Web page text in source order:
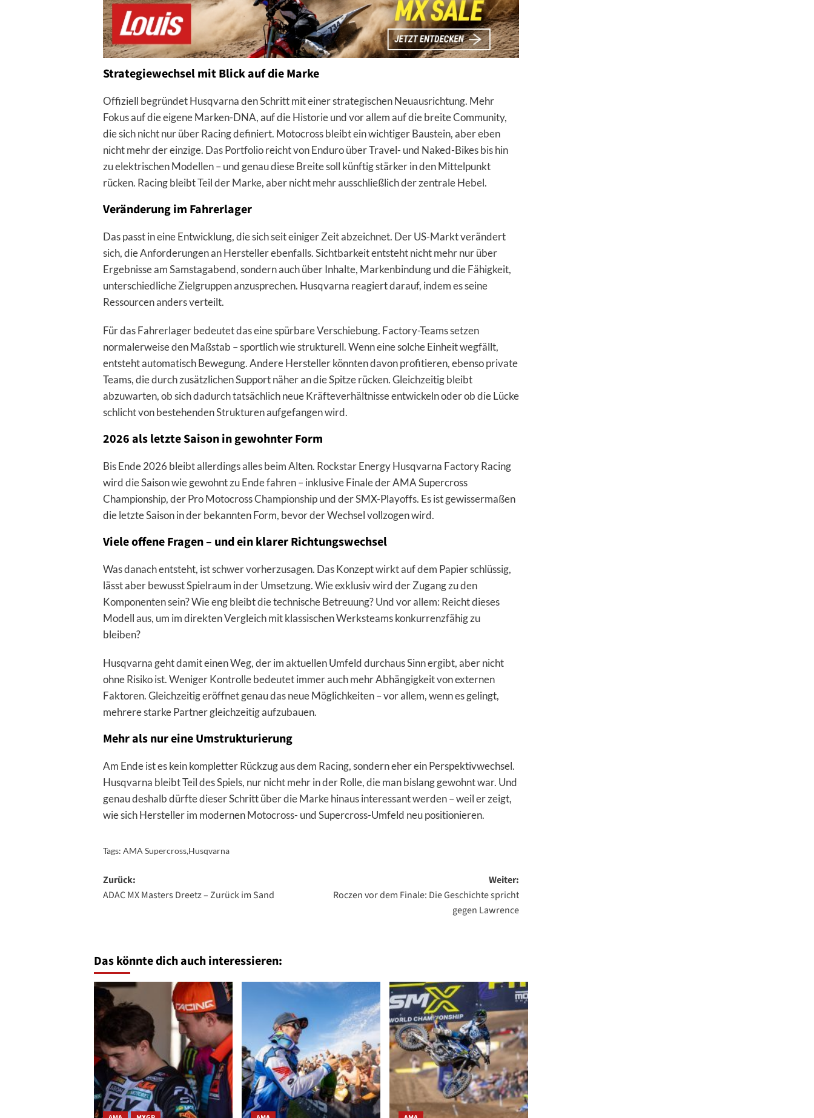
Strategiewechsel mit Blick auf die Marke
Offiziell begründet Husqvarna den Schritt mit einer strategischen Neuausrichtung. Mehr
Fokus auf die eigene Marken-DNA, auf die Historie und vor allem auf die breite Community,
die sich nicht nur über Racing definiert. Motocross bleibt ein wichtiger Baustein, aber eben
nicht mehr der einzige. Das Portfolio reicht von Enduro über Travel- und Naked-Bikes bis hin
zu elektrischen Modellen – und genau diese Breite soll künftig stärker in den Mittelpunkt
rücken. Racing bleibt Teil der Marke, aber nicht mehr ausschließlich der zentrale Hebel.
Veränderung im Fahrerlager
Das passt in eine Entwicklung, die sich seit einiger Zeit abzeichnet. Der US-Markt verändert
sich, die Anforderungen an Hersteller ebenfalls. Sichtbarkeit entsteht nicht mehr nur über
Ergebnisse am Samstagabend, sondern auch über Inhalte, Markenbindung und die Fähigkeit,
unterschiedliche Zielgruppen anzusprechen. Husqvarna reagiert darauf, indem es seine
Ressourcen anders verteilt.
Für das Fahrerlager bedeutet das eine spürbare Verschiebung. Factory-Teams setzen
normalerweise den Maßstab – sportlich wie strukturell. Wenn eine solche Einheit wegfällt,
entsteht automatisch Bewegung. Andere Hersteller könnten davon profitieren, ebenso private
Teams, die durch zusätzlichen Support näher an die Spitze rücken. Gleichzeitig bleibt
abzuwarten, ob sich dadurch tatsächlich neue Kräfteverhältnisse entwickeln oder ob die Lücke
schlicht von bestehenden Strukturen aufgefangen wird.
2026 als letzte Saison in gewohnter Form
Bis Ende 2026 bleibt allerdings alles beim Alten. Rockstar Energy Husqvarna Factory Racing
wird die Saison wie gewohnt zu Ende fahren – inklusive Finale der AMA Supercross
Championship, der Pro Motocross Championship und der SMX-Playoffs. Es ist gewissermaßen
die letzte Saison in der bekannten Form, bevor der Wechsel vollzogen wird.
Viele offene Fragen – und ein klarer Richtungswechsel
Was danach entsteht, ist schwer vorherzusagen. Das Konzept wirkt auf dem Papier schlüssig,
lässt aber bewusst Spielraum in der Umsetzung. Wie exklusiv wird der Zugang zu den
Komponenten sein? Wie eng bleibt die technische Betreuung? Und vor allem: Reicht dieses
Modell aus, um im direkten Vergleich mit klassischen Werksteams konkurrenzfähig zu
bleiben?
Husqvarna geht damit einen Weg, der im aktuellen Umfeld durchaus Sinn ergibt, aber nicht
ohne Risiko ist. Weniger Kontrolle bedeutet immer auch mehr Abhängigkeit von externen
Faktoren. Gleichzeitig eröffnet genau das neue Möglichkeiten – vor allem, wenn es gelingt,
mehrere starke Partner gleichzeitig aufzubauen.
Mehr als nur eine Umstrukturierung
Am Ende ist es kein kompletter Rückzug aus dem Racing, sondern eher ein Perspektivwechsel.
Husqvarna bleibt Teil des Spiels, nur nicht mehr in der Rolle, die man bislang gewohnt war. Und
genau deshalb dürfte dieser Schritt über die Marke hinaus interessant werden – weil er zeigt,
wie sich Hersteller im modernen Motocross- und Supercross-Umfeld neu positionieren.
Tags: AMA Supercross,Husqvarna
Beitragsnavigation
Zurück:
ADAC MX Masters Dreetz – Zurück im Sand
Weiter:
Roczen vor dem Finale: Die Geschichte spricht
gegen Lawrence
Das könnte dich auch interessieren: